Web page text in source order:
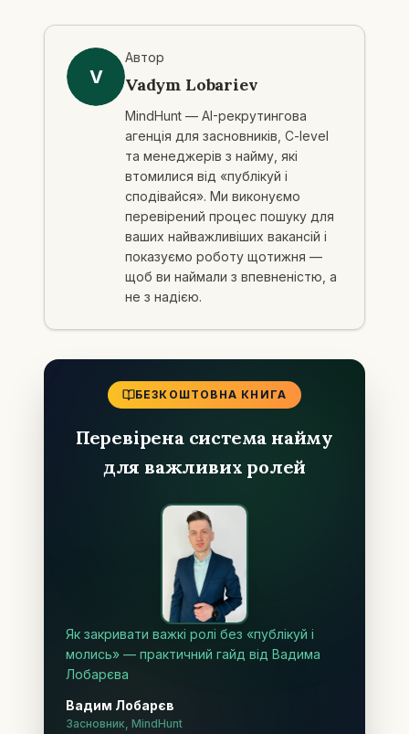
V
Автор
Vadym Lobariev
MindHunt — AI-рекрутингова
агенція для засновників, C-level
та менеджерів з найму, які
втомилися від «публікуй і
сподівайся». Ми виконуємо
перевірений процес пошуку для
ваших найважливіших вакансій і
показуємо роботу щотижня —
щоб ви наймали з впевненістю, а
не з надією.
БЕЗКОШТОВНА КНИГА
Перевірена система найму
для важливих ролей
Як закривати важкі ролі без «публікуй і
молись» — практичний гайд від Вадима
Лобарєва
Вадим Лобарєв
Засновник, MindHunt